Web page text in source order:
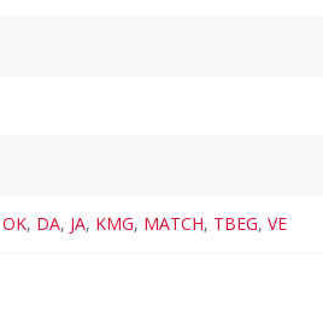
, DA, JA, KMG, MATCH, TBEG,VE